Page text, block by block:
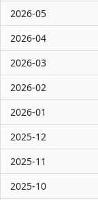
2026-05
2026-04
2026-03
2026-02
2026-01
2025-12
2025-11
2025-10